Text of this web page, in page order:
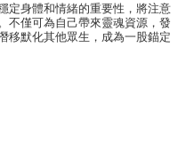
定身體和情緒的重要性，將注意
不僅可為自己帶來靈魂資源，發
移默化其他眾生，成為一股錨定